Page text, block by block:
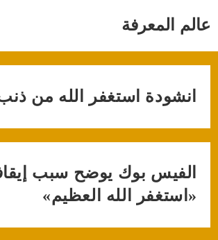
عالم المعرفة
انشودة استغفر الله من
الفيس بوك يوضح سبب
«استغفر الله العظيم»